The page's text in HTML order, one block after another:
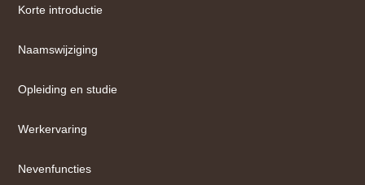
Korte introductie
Naamswijziging
Opleiding en studie
Werkervaring
Nevenfuncties